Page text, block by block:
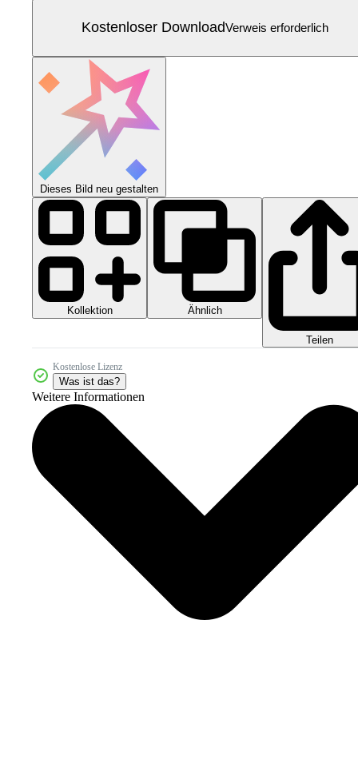
Kostenloser DownloadVerweis erforderlich
Dieses Bild neu gestalten
Kollektion Ähnlich
Teilen
Kostenlose Lizenz
Was ist das?
Weitere Informationen